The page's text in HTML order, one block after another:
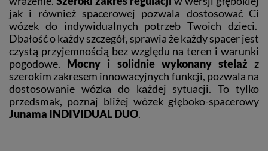
jak i również spacerowej pozwala dostosować Ci
wózek do indywidualnych potrzeb Twoich dzieci.
Dbałość o każdy szczegół, sprawia że każdy spacer jest
czystą przyjemnością bez względu na teren i warunki
pogodowe. Mocny i solidnie wykonany stelaż z
szerokim zakresem innowacyjnych funkcji, pozwala na
dostosowanie wózka do każdej sytuacji. To tylko
przedsmak, poznaj bliżej wózek głęboko-spacerowy
Junama INDIVIDUAL DUO.